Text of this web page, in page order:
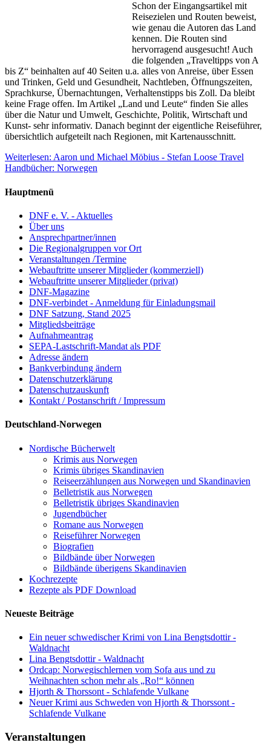
Schon der Eingangsartikel mit
Reisezielen und Routen beweist,
wie genau die Autoren das Land
kennen. Die Routen sind
hervorragend ausgesucht! Auch
die folgenden „Traveltipps von A
bis Z“ beinhalten auf 40 Seiten u.a. alles von Anreise, über Essen
und Trinken, Geld und Gesundheit, Nachtleben, Öffnungszeiten,
Sprachkurse, Übernachtungen, Verhaltenstipps bis Zoll. Da bleibt
keine Frage offen. Im Artikel „Land und Leute“ finden Sie alles
über die Natur und Umwelt, Geschichte, Politik, Wirtschaft und
Kunst- sehr informativ. Danach beginnt der eigentliche Reiseführer,
übersichtlich aufgeteilt nach Regionen, mit Kartenausschnitt.
Weiterlesen: Aaron und Michael Möbius - Stefan Loose Travel
Handbücher: Norwegen
Hauptmenü
DNF e. V. - Aktuelles
Über uns
Ansprechpartner/innen
Die Regionalgruppen vor Ort
Veranstaltungen /Termine
Webauftritte unserer Mitglieder (kommerziell)
Webauftritte unserer Mitglieder (privat)
DNF-Magazine
DNF-verbindet - Anmeldung für Einladungsmail
DNF Satzung, Stand 2025
Mitgliedsbeiträge
Aufnahmeantrag
SEPA-Lastschrift-Mandat als PDF
Adresse ändern
Bankverbindung ändern
Datenschutzerklärung
Datenschutzauskunft
Kontakt / Postanschrift / Impressum
Deutschland-Norwegen
Nordische Bücherwelt
Krimis aus Norwegen
Krimis übriges Skandinavien
Reiseerzählungen aus Norwegen und Skandinavien
Belletristik aus Norwegen
Belletristik übriges Skandinavien
Jugendbücher
Romane aus Norwegen
Reiseführer Norwegen
Biografien
Bildbände über Norwegen
Bildbände überigens Skandinavien
Kochrezepte
Rezepte als PDF Download
Neueste Beiträge
Ein neuer schwedischer Krimi von Lina Bengtsdottir -
Waldnacht
Lina Bengtsdottir - Waldnacht
Ordcap: Norwegischlernen vom Sofa aus und zu
Weihnachten schon mehr als „Ro!“ können
Hjorth & Thorssont - Schlafende Vulkane
Neuer Krimi aus Schweden von Hjorth & Thorssont -
Schlafende Vulkane
Veranstaltungen